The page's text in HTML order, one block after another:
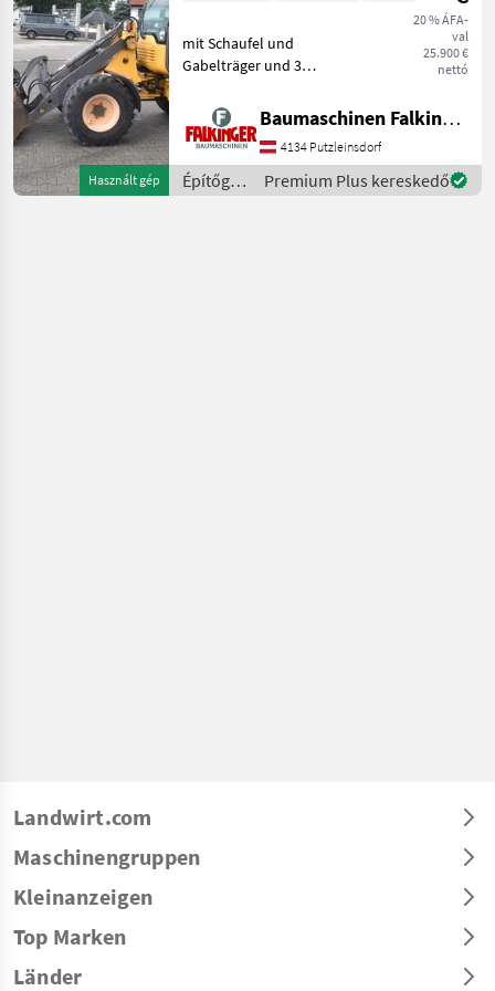
Használt gép
20 % ÁFA-
val
25.900 €
nettó
mit Schaufel und
Gabelträger und 3
Betriebsgewicht: 5200kg
Reifen 70% Der Volvo L25F
ist in einem guten
Zustand!! BAUMASCHINEN
FALKIN
Baumaschinen Falkinger
4134 Putzleinsdorf
Építőgépek
/ Volvo
Premium Plus kereskedő
Landwirt.com
Maschinengruppen
Kleinanzeigen
Top Marken
Länder